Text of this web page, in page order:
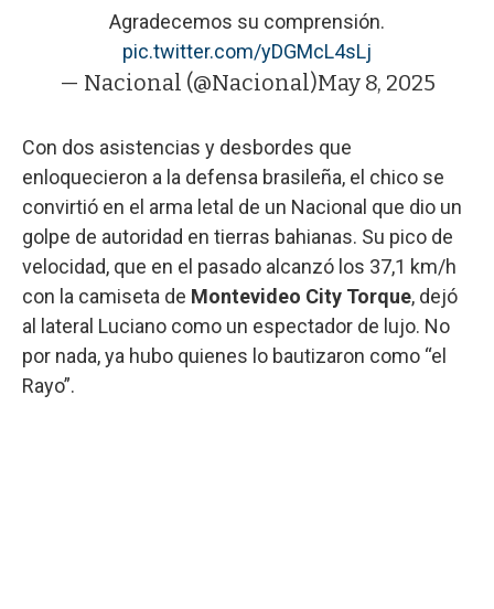
Agradecemos su comprensión.
pic.twitter.com/yDGMcL4sLj
— Nacional (@Nacional)May 8, 2025
Con dos asistencias y desbordes que
enloquecieron a la defensa brasileña, el chico se
convirtió en el arma letal de un Nacional que dio un
golpe de autoridad en tierras bahianas. Su pico de
velocidad, que en el pasado alcanzó los 37,1 km/h
con la camiseta de Montevideo City Torque, dejó
al lateral Luciano como un espectador de lujo. No
por nada, ya hubo quienes lo bautizaron como “el
Rayo”.